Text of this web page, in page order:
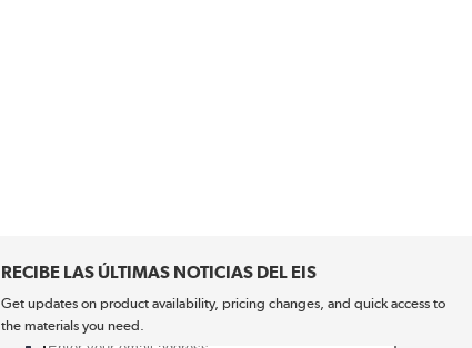
RECIBE LAS ÚLTIMAS NOTICIAS DEL EIS
Get updates on product availability, pricing changes, and quick access to
the materials you need.